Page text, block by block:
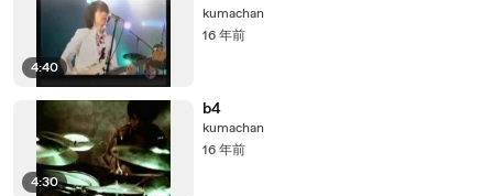
4:40
kumachan
16 年前
4:30
b4
kumachan
16 年前